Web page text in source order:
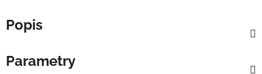
Popis
Parametry